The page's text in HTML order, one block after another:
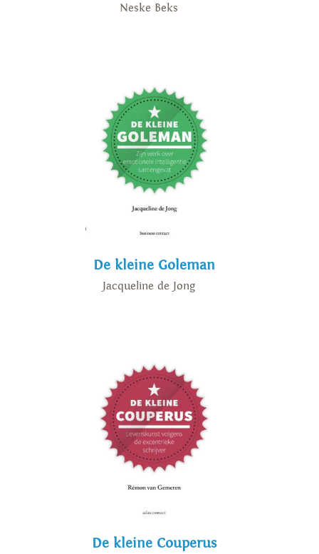
Neske Beks
De kleine Goleman
Jacqueline de Jong
De kleine Couperus